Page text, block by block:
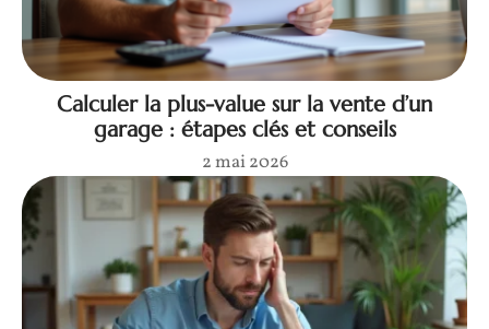
Calculer la plus-value sur la vente d’un
garage : étapes clés et conseils
2 mai 2026